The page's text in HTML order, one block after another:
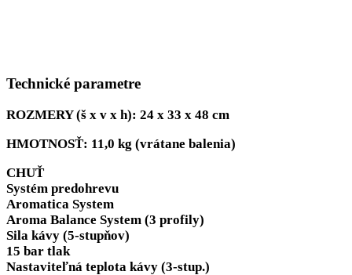
Technické parametre
ROZMERY (š x v x h): 24 x 33 x 48 cm
HMOTNOSŤ: 11,0 kg (vrátane balenia)
CHUŤ
Systém predohrevu
Aromatica System
Aroma Balance System (3 profily)
Sila kávy (5-stupňov)
15 bar tlak
Nastaviteľná teplota kávy (3-stup.)